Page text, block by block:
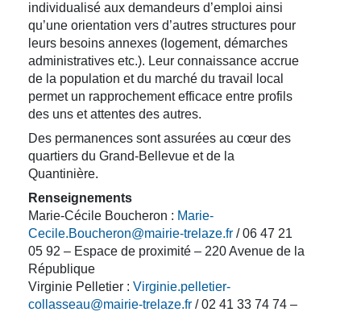
individualisé aux demandeurs d’emploi ainsi
qu’une orientation vers d’autres structures pour
leurs besoins annexes (logement, démarches
administratives etc.). Leur connaissance accrue
de la population et du marché du travail local
permet un rapprochement efficace entre profils
des uns et attentes des autres.
Des permanences sont assurées au cœur des
quartiers du Grand-Bellevue et de la
Quantinière.
Renseignements
Marie-Cécile Boucheron : Marie-
Cecile.Boucheron@mairie-trelaze.fr / 06 47 21
05 92 – Espace de proximité – 220 Avenue de la
République
Virginie Pelletier : Virginie.pelletier-
collasseau@mairie-trelaze.fr / 02 41 33 74 74 –